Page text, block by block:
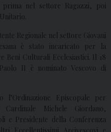
prima nel settore Ragazzi, poi
Regionale nel settore Giovani
è stato incaricato per la
Beni Culturali Ecclesiastici. Il 18
II è nominato Vescovo di
Episcopale per
Michele Giordano,
e Presidente della Conferenza